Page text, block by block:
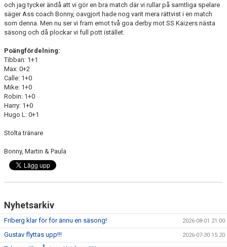
och jag tycker ändå att vi gör en bra match där vi rullar på samtliga spelare
säger Ass coach Bonny, oavgjort hade nog varit mera rättvist i en match
som denna. Men nu ser vi fram emot två goa derby mot SS Kaizers nästa
säsong och då plockar vi full pott istället.
Poängfördelning:
Tibban: 1+1
Max: 0+2
Calle: 1+0
Mike: 1+0
Robin: 1+0
Harry: 1+0
Hugo L: 0+1
Stolta tränare
Bonny, Martin & Paula
Nyhetsarkiv
Friberg klar för för ännu en säsong! 2026-08-01 21:00
Gustav flyttas upp!!! 2026-07-30 15:20